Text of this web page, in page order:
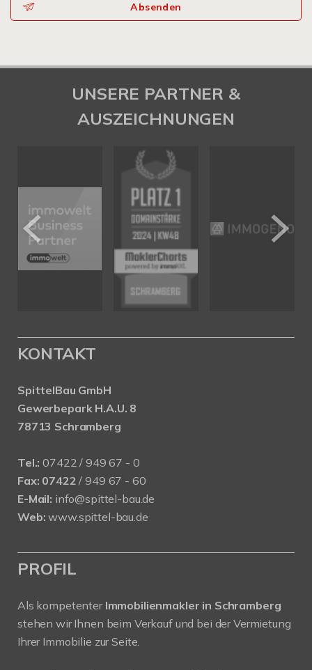
Absenden
UNSERE PARTNER &
AUSZEICHNUNGEN
KONTAKT
SpittelBau GmbH
Gewerbepark H.A.U. 8
78713 Schramberg
Tel.: 07422 / 949 67 - 0
Fax: 07422 / 949 67 - 60
E-Mail: info@spittel-bau.de
Web: www.spittel-bau.de
PROFIL
Als kompetenter Immobilienmakler in Schramberg
stehen wir Ihnen beim Verkauf und bei der Vermietung
Ihrer Immobilie zur Seite.